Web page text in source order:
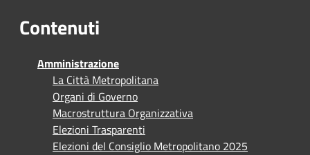
Contenuti
Amministrazione
La Città Metropolitana
Organi di Governo
Macrostruttura Organizzativa
Elezioni Trasparenti
Elezioni del Consiglio Metropolitano 2025